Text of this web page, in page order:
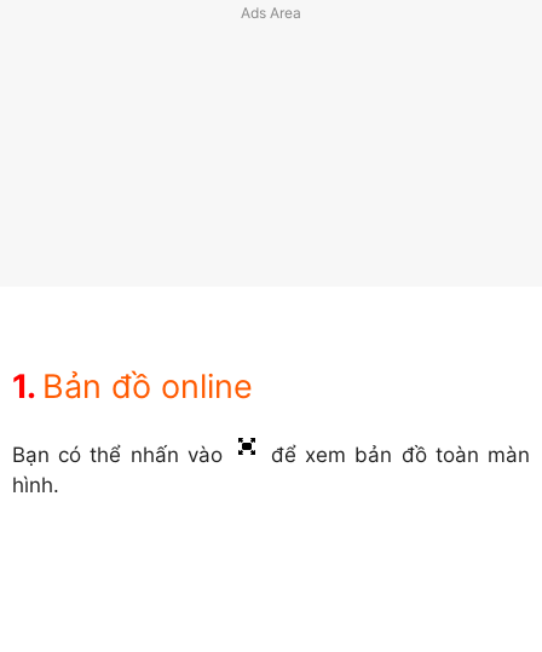
Bản đồ online
Bạn có thể nhấn vào
để xem bản đồ toàn màn
hình.